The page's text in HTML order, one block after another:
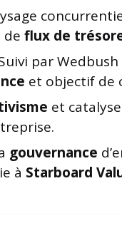
de flux de
par
et objectif de
et
gouvernance
à Starboard